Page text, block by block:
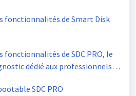
fonctionnalités de Smart Disk
fonctionnalités de SDC PRO, le
dédié aux professionnels
SDC PRO